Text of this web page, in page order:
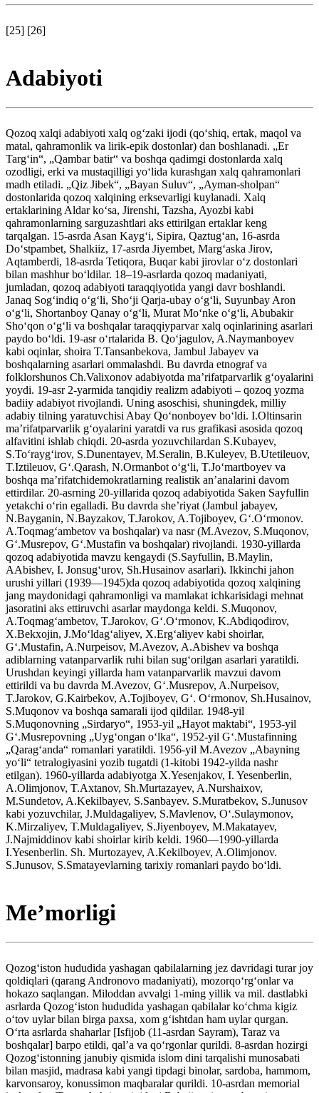
[25] [26]
Adabiyoti
Qozoq xalqi adabiyoti xalq ogʻzaki ijodi (qoʻshiq, ertak, maqol va
matal, qahramonlik va lirik-epik dostonlar) dan boshlanadi. „Er
Targʻin“, „Qambar batir“ va boshqa qadimgi dostonlarda xalq
ozodligi, erki va mustaqilligi yoʻlida kurashgan xalq qahramonlari
madh etiladi. „Qiz Jibek“, „Bayan Suluv“, „Ayman-sholpan“
dostonlarida qozoq xalqining erksevarligi kuylanadi. Xalq
ertaklarining Aldar koʻsa, Jirenshi, Tazsha, Ayozbi kabi
qahramonlarning sarguzashtlari aks ettirilgan ertaklar keng
tarqalgan. 15-asrda Asan Kaygʻi, Sipira, Qaztugʻan, 16-asrda
Doʻstpambet, Shalkiiz, 17-asrda Jiyembet, Margʻaska Jirov,
Aqtamberdi, 18-asrda Tetiqora, Buqar kabi jirovlar oʻz dostonlari
bilan mashhur boʻldilar. 18–19-asrlarda qozoq madaniyati,
jumladan, qozoq adabiyoti taraqqiyotida yangi davr boshlandi.
Janaq Sogʻindiq oʻgʻli, Shoʻji Qarja-ubay oʻgʻli, Suyunbay Aron
oʻgʻli, Shortanboy Qanay oʻgʻli, Murat Moʻnke oʻgʻli, Abubakir
Shoʻqon oʻgʻli va boshqalar taraqqiyparvar xalq oqinlarining asarlari
paydo boʻldi. 19-asr oʻrtalarida B. Qoʻjagulov, A.Naymanboyev
kabi oqinlar, shoira T.Tansanbekova, Jambul Jabayev va
boshqalarning asarlari ommalashdi. Bu davrda etnograf va
folklorshunos Ch.Valixonov adabiyotda maʼrifatparvarlik gʻoyalarini
yoydi. 19-asr 2-yarmida tanqidiy realizm adabiyoti – qozoq yozma
badiiy adabiyot rivojlandi. Uning asoschisi, shuningdek, milliy
adabiy tilning yaratuvchisi Abay Qoʻnonboyev boʻldi. I.Oltinsarin
maʼrifatparvarlik gʻoyalarini yaratdi va rus grafikasi asosida qozoq
alfavitini ishlab chiqdi. 20-asrda yozuvchilardan S.Kubayev,
S.Toʻraygʻirov, S.Dunentayev, M.Seralin, B.Kuleyev, B.Utetileuov,
T.Iztileuov, Gʻ.Qarash, N.Ormanbot oʻgʻli, T.Joʻmartboyev va
boshqa maʼrifatchidemokratlarning realistik anʼanalarini davom
ettirdilar. 20-asrning 20-yillarida qozoq adabiyotida Saken Sayfullin
yetakchi oʻrin egalladi. Bu davrda sheʼriyat (Jambul jabayev,
N.Bayganin, N.Bayzakov, T.Jarokov, A.Tojiboyev, Gʻ.Oʻrmonov.
A.Toqmagʻambetov va boshqalar) va nasr (M.Avezov, S.Muqonov,
Gʻ.Musrepov, Gʻ.Mustafin va boshqalar) rivojlandi. 1930-yillarda
qozoq adabiyotida mavzu kengaydi (S.Sayfullin, B.Maylin,
AAbishev, I. Jonsugʻurov, Sh.Husainov asarlari). Ikkinchi jahon
urushi yillari (1939—1945)da qozoq adabiyotida qozoq xalqining
jang maydonidagi qahramonligi va mamlakat ichkarisidagi mehnat
jasoratini aks ettiruvchi asarlar maydonga keldi. S.Muqonov,
A.Toqmagʻambetov, T.Jarokov, Gʻ.Oʻrmonov, K.Abdiqodirov,
X.Bekxojin, J.Moʻldagʻaliyev, X.Ergʻaliyev kabi shoirlar,
Gʻ.Mustafin, A.Nurpeisov, M.Avezov, A.Abishev va boshqa
adiblarning vatanparvarlik ruhi bilan sugʻorilgan asarlari yaratildi.
Urushdan keyingi yillarda ham vatanparvarlik mavzui davom
ettirildi va bu davrda M.Avezov, Gʻ.Musrepov, A.Nurpeisov,
T.Jarokov, G.Kairbekov, A.Tojiboyev, Gʻ. Oʻrmonov, Sh.Husainov,
S.Muqonov va boshqa samarali ijod qildilar. 1948-yil
S.Muqonovning „Sirdaryo“, 1953-yil „Hayot maktabi“, 1953-yil
Gʻ.Musrepovning „Uygʻongan oʻlka“, 1952-yil Gʻ.Mustafinning
„Qaragʻanda“ romanlari yaratildi. 1956-yil M.Avezov „Abayning
yoʻli“ tetralogiyasini yozib tugatdi (1-kitobi 1942-yilda nashr
etilgan). 1960-yillarda adabiyotga X.Yesenjakov, I. Yesenberlin,
A.Olimjonov, T.Axtanov, Sh.Murtazayev, A.Nurshaixov,
M.Sundetov, A.Kekilbayev, S.Sanbayev. S.Muratbekov, S.Junusov
kabi yozuvchilar, J.Muldagaliyev, S.Mavlenov, Oʻ.Sulaymonov,
K.Mirzaliyev, T.Muldagaliyev, S.Jiyenboyev, M.Makatayev,
J.Najmiddinov kabi shoirlar kirib keldi. 1960—1990-yillarda
I.Yesenberlin. Sh. Murtozayev, A.Kekilboyev, A.Olimjonov.
S.Junusov, S.Smatayevlarning tarixiy romanlari paydo boʻldi.
Meʼmorligi
Qozogʻiston hududida yashagan qabilalarning jez davridagi turar joy
qoldiqlari (qarang Andronovo madaniyati), mozorqoʻrgʻonlar va
hokazo saqlangan. Miloddan avvalgi 1-ming yillik va mil. dastlabki
asrlarda Qozogʻiston hududida yashagan qabilalar koʻchma kigiz
oʻtov uylar bilan birga paxsa, xom gʻishtdan ham uylar qurgan.
Oʻrta asrlarda shaharlar [Isfijob (11-asrdan Sayram), Taraz va
boshqalar] barpo etildi, qalʼa va qoʻrgonlar qurildi. 8-asrdan hozirgi
Qozogʻistonning janubiy qismida islom dini tarqalishi munosabati
bilan masjid, madrasa kabi yangi tipdagi binolar, sardoba, hammom,
karvonsaroy, konussimon maqbaralar qurildi. 10-asrdan memorial